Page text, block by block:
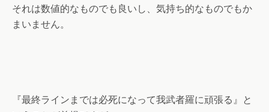
それは数値的なものでも良いし、気持ち的なものでもか
まいません。
『最終ラインまでは必死になって我武者羅に頑張る』と